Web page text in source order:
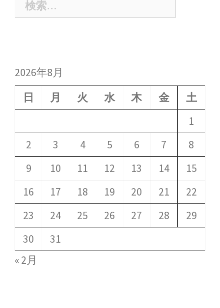
2026年8月
日
月 火 水 木 金
土
1
2
3 4 5 6 7
8
9
10 11 12 13 14
15
16
17 18 19 20 21
22
23
24 25 26 27 28
29
30
31
« 2月